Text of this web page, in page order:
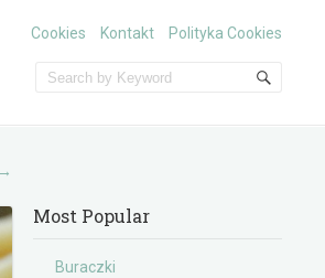
Cookies Kontakt Polityka Cookies
Most Popular
Buraczki